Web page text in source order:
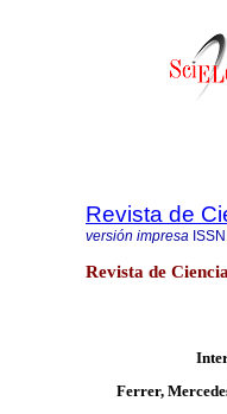
Revista de
versión impresa ISSN
Revista de
Ferrer,